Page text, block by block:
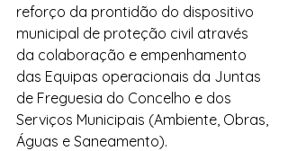
reforço da prontidão do dispositivo
municipal de proteção civil através
da colaboração e empenhamento
das Equipas operacionais da Juntas
de Freguesia do Concelho e dos
Serviços Municipais (Ambiente, Obras,
Águas e Saneamento).